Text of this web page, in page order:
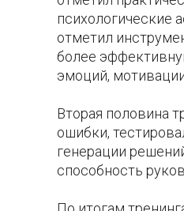
психологические
отметил
более
эмоций,
Вторая половина
ошибки,
генерации
способность